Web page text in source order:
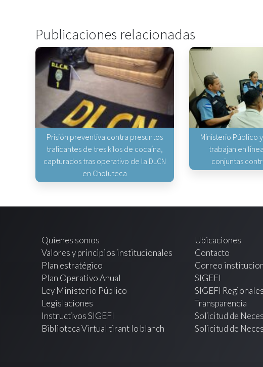
Publicaciones relacionadas
Prisión preventiva contra presuntos
traficantes de tres kilos de cocaína,
capturados tras operativo de la DLCN
en Choluteca
Ministerio Público
trabajan en
conjuntas
Quienes somos
Valores y principios institucionales
Plan estratégico
Plan Operativo Anual
Ley Ministerio Público
Legislaciones
Instructivos SIGEFI
Biblioteca Virtual tirant lo blanch
Ubicaciones
Contacto
Correo
SIGEFI
SIGEFI Regionales
Transparencia
Solicitud de
Solicitud de